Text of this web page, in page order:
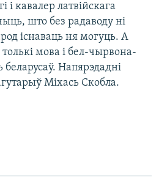
кавалер латвійскага
што без радаводу ні
існаваць ня могуць. А
мова і бел-чырвона-
Напярэдадні
Міхась Скобла.